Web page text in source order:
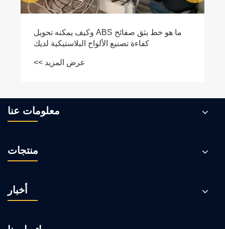
معلومات عنا
منتجات
أخبار